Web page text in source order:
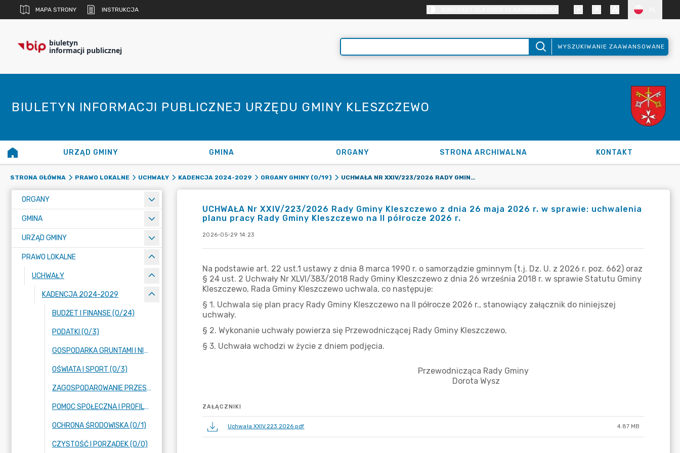
MAPA STRONY INSTRUKCJA
biuletyn
informacji publicznej WYSZUKIWANIE ZAAWANSOWANE
BIULETYN INFORMACJI PUBLICZNEJ URZĘDU GMINY KLESZCZEWO
URZĄD GMINY GMINA ORGANY STRONA ARCHIWALNA KONTAKT
STRONA GŁÓWNA PRAWO LOKALNE UCHWAŁY KADENCJA 2024-2029 ORGANY GMINY (0/19) UCHWAŁA NR XXIV/223/2026 RADY GMINY KLESZCZEWO Z DNIA 26 MAJA 2026 R. W SPRAWIE: UCHWALENIA PLANU PRACY RADY GMINY KLESZCZEWO NA II PÓŁROCZE 2026 R.
ORGANY
GMINA
URZĄD GMINY
PRAWO LOKALNE
UCHWAŁY
KADENCJA 2024-2029
BUDŻET I FINANSE (0/24)
PODATKI (0/3)
GOSPODARKA GRUNTAMI I NIERUCHOMOŚCIAMI (0/13)
OŚWIATA I SPORT (0/3)
ZAGOSPODAROWANIE PRZESTRZENNE (0/14)
POMOC SPOŁECZNA I PROFILAKTYKA UZALEŻNIEŃ (0/2)
OCHRONA ŚRODOWISKA (0/1)
CZYSTOŚĆ I PORZĄDEK (0/0)
UCHWAŁA Nr XXIV/223/2026 Rady Gminy Kleszczewo z dnia 26 maja 2026 r. w sprawie: uchwalenia
planu pracy Rady Gminy Kleszczewo na II półrocze 2026 r.
2026-05-29 14:23
ZAŁĄCZNIKI
Uchwała.XXIV.223.2026.pdf 4.87 MB